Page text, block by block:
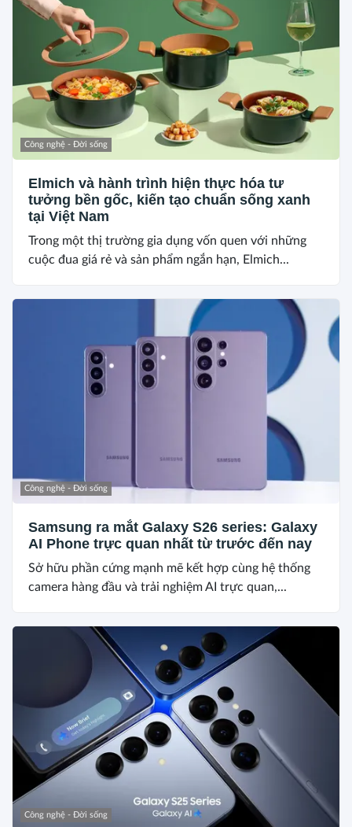
Công nghệ - Đời sống
Elmich và hành trình hiện thực hóa tư
tưởng bền gốc, kiến tạo chuẩn sống xanh
tại Việt Nam
Trong một thị trường gia dụng vốn quen với những
cuộc đua giá rẻ và sản phẩm ngắn hạn, Elmich...
Công nghệ - Đời sống
Samsung ra mắt Galaxy S26 series: Galaxy
AI Phone trực quan nhất từ trước đến nay
Sở hữu phần cứng mạnh mẽ kết hợp cùng hệ thống
camera hàng đầu và trải nghiệm AI trực quan,...
Công nghệ - Đời sống